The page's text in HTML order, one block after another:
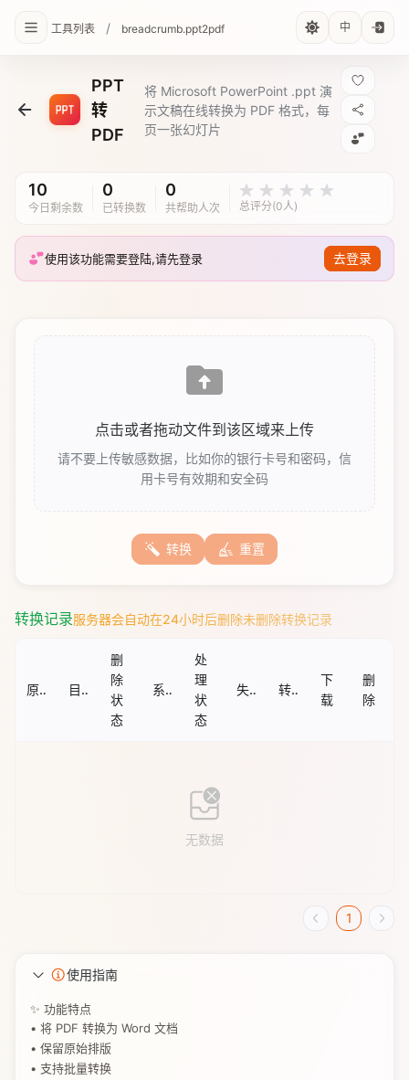
工具列表 / breadcrumb.ppt2pdf 中
PPT
转
PDF
将 Microsoft PowerPoint .ppt 演
示文稿在线转换为 PDF 格式，每
页一张幻灯片
10
今日剩余数
0
已转换数
0
共帮助人次 总评分(0人)
使用该功能需要登陆,请先登录 去登录
点击或者拖动文件到该区域来上传
请不要上传敏感数据，比如你的银行卡号和密码，信
用卡号有效期和安全码
转换 重置
转换记录服务器会自动在24小时后删除未删除转换记录
原文件名 目标文件名
删
除
状
态
系统自动删除时间
处
理
状
态
失败原因 转换时间
下
载
删
除
无数据
1
使用指南
✨ 功能特点
• 将 PDF 转换为 Word 文档
• 保留原始排版
• 支持批量转换